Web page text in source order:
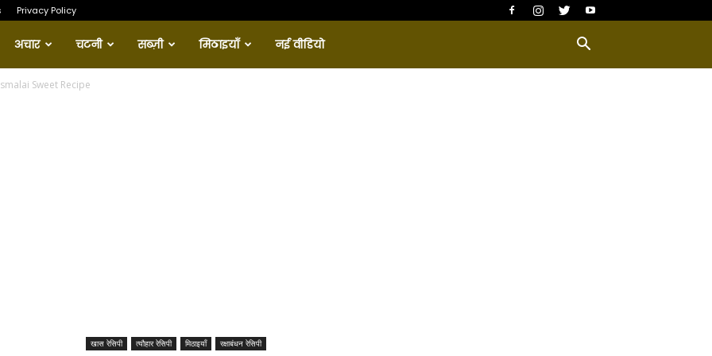
Privacy Policy
अचार चटनी सब्ज़ी मिठाइयाँ नई वीडियो
Sweet Recipe
खास रेसिपी त्यौहार रेसिपी मिठाइयाँ रक्षाबंधन रेसिपी